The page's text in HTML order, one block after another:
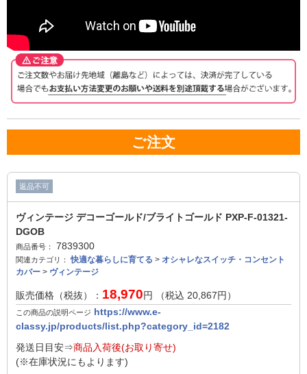
ご注文
返品不可
ヴィンテージ デコーゴールド/ブライトゴールド PXP-F-01321-
DGOB
商品番号： 7839300
関連カテゴリ： 快適な暮らしに育てる > オシャレなスイッチ・コンセント
カバー > ヴィンテージ
販売価格（税抜）： 18,970円 （税込 20,867円）
この商品の説明ページ https://www.e-
classy.jp/products/list.php?category_id=2182
発送日目安⇒商品入荷後(お取り寄せ)
(※在庫状況にもよります)